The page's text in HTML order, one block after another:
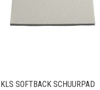
KLS SOFTBACK SCHUURPAD